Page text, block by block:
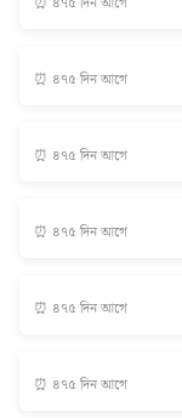
⏰ ৪৭৫ দিন আগে
⏰ ৪৭৫ দিন আগে
⏰ ৪৭৫ দিন আগে
⏰ ৪৭৫ দিন আগে
⏰ ৪৭৫ দিন আগে